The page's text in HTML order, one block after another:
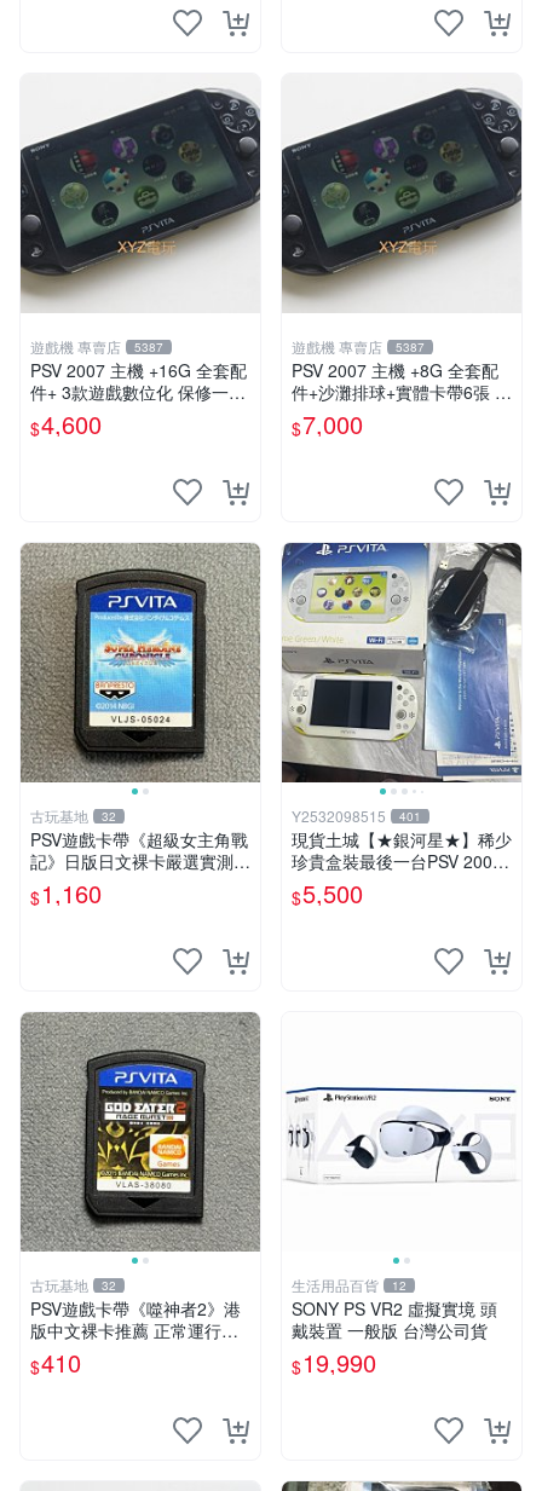
遊戲機 專賣店 5387
PSV 2007 主機 +16G 全套配
件+ 3款遊戲數位化 保修一年
品質有保障
$4,600
遊戲機 專賣店 5387
PSV 2007 主機 +8G 全套配
件+沙灘排球+實體卡帶6張 保
修一年 品質有保障
$7,000
古玩基地 32
PSV遊戲卡帶《超級女主角戰
記》日版日文裸卡嚴選實測正
常索尼專用 超級女主角戰記
PSV 日版 裸卡
$1,160
Y2532098515 401
現貨土城【★銀河星★】稀少
珍貴盒裝最後一台PSV 2000
主機.PSV2000 品質保證日版
可轉換中文
$5,500
古玩基地 32
PSV遊戲卡帶《噬神者2》港
版中文裸卡推薦 正常運行適
用PSV機嚴選商品 可收藏 港
版 PSV 卡帶 噴射型 獎杯機
$410
生活用品百貨 12
SONY PS VR2 虛擬實境 頭
戴裝置 一般版 台灣公司貨
$19,990